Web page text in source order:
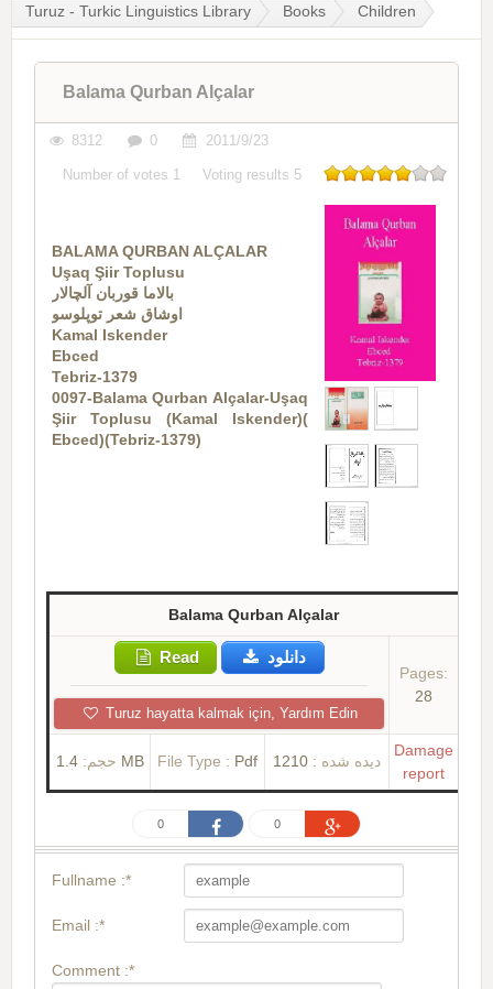
Turuz - Turkic Linguistics Library Books Children
Balama Qurban Alçalar
8312 0 2011/9/23
Number of votes 1 Voting results 5
BALAMA QURBAN ALÇALAR
Uşaq Şiir Toplusu
بالاما قوربان آلچا‌لار
اوشاق شعر توپلوسو
Kamal Iskender
Ebced
Tebriz-1379
0097-Balama Qurban Alçalar-Uşaq
Şiir Toplusu (Kamal Iskender)(
Ebced)(Tebriz-1379)
Balama Qurban Alçalar
Read دانلود
Turuz hayatta kalmak için, Yardım Edin
Pages:
28
حجم: 1.4 MB File Type : Pdf دیده شده : 1210
Damage
report
0 0
Fullname :*
Email :*
Comment :*